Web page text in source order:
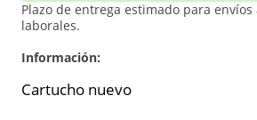
Plazo de entrega estimado para
laborales.
Información:
Cartucho nuevo